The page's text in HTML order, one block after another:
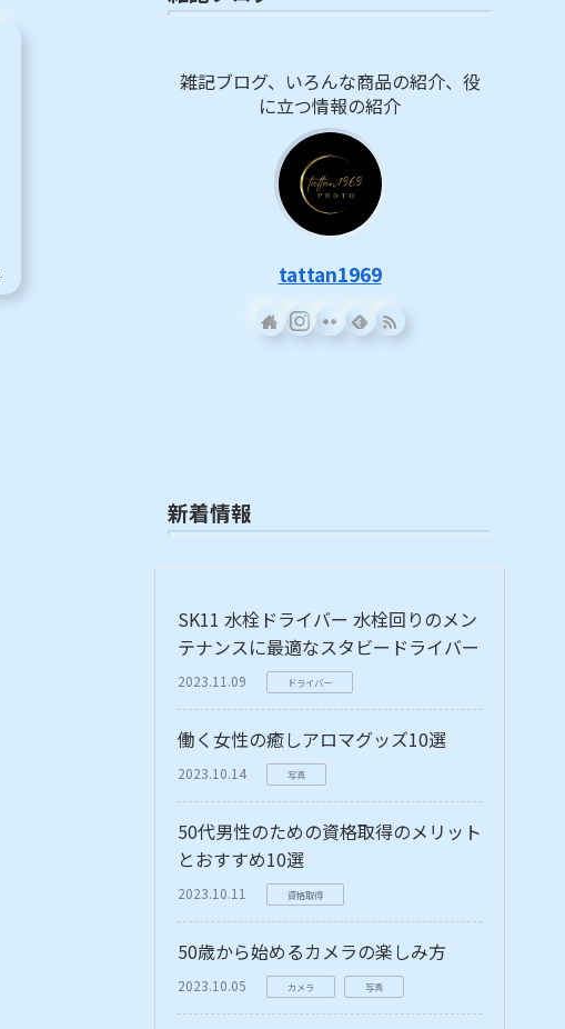
雑記ブログ、いろんな商品の紹介、役
に立つ情報の紹介
tattan1969
新着情報
SK11 水栓ドライバー 水栓回りのメン
テナンスに最適なスタビードライバー
2023.11.09 ドライバー
働く女性の癒しアロマグッズ10選
2023.10.14 写真
50代男性のための資格取得のメリット
とおすすめ10選
2023.10.11 資格取得
50歳から始めるカメラの楽しみ方
2023.10.05 カメラ 写真